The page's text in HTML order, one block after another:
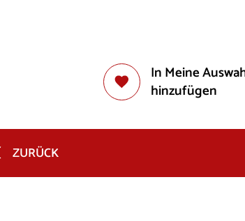
In Meine
hinzufügen
ZURÜCK